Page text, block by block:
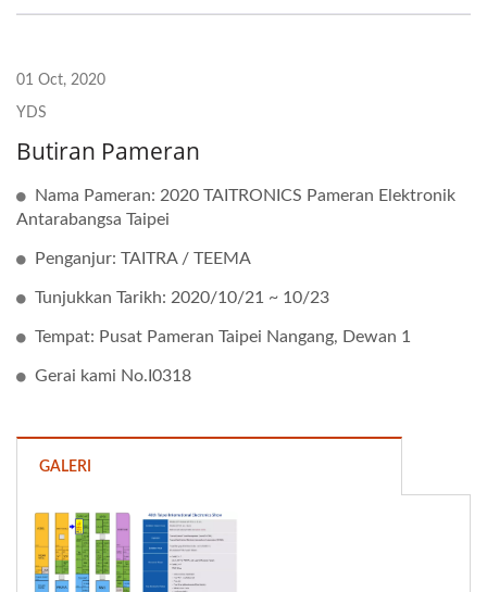
01 Oct, 2020
YDS
Butiran Pameran
Nama Pameran: 2020 TAITRONICS Pameran Elektronik
Antarabangsa Taipei
Penganjur: TAITRA / TEEMA
Tunjukkan Tarikh: 2020/10/21 ~ 10/23
Tempat: Pusat Pameran Taipei Nangang, Dewan 1
Gerai kami No.I0318
GALERI